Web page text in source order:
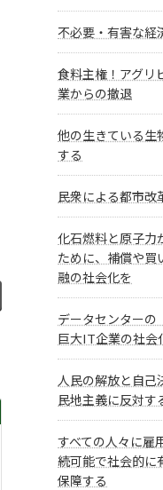
不必要・有害な経
食料主権！アグリ
業からの撤退
他の生きている生
する
民衆による都市改
化石燃料と原子力
ために、補償や買
融の社会化を
データセンターの
巨大IT企業の社会
人民の解放と自
民地主義に反対す
すべての人々に雇
続可能で社会的に
保障する